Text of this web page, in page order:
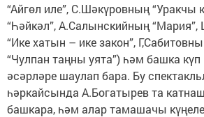
“Айгөл иле”, С.Шәкүровның “Уракчы
“Һәйкәл”, А.Салынскийның
“Ике хатын – ике закон”,
“Чулпан таңны уята”) һәм башка күп
әсәрләре шаулап бара. Бу
һәркайсында А.Богатырев та
башкара, һәм алар тамашачы